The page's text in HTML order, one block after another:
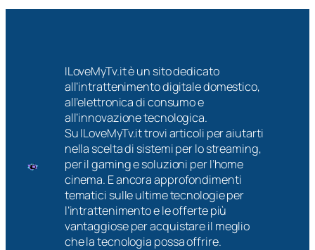
ILoveMyTv.it è un sito dedicato
all’intrattenimento digitale domestico,
all’elettronica di consumo e
all’innovazione tecnologica.
Su ILoveMyTv.it trovi articoli per aiutarti
nella scelta di sistemi per lo streaming,
per il gaming e soluzioni per l’home
cinema. E ancora approfondimenti
tematici sulle ultime tecnologie per
l’intrattenimento e le offerte più
vantaggiose per acquistare il meglio
che la tecnologia possa offrire.